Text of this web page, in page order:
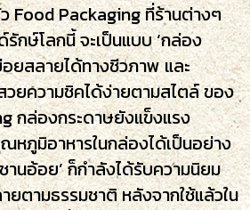
Packaging ที่ร้านต่างๆ
รักษ์โลกนี้ จะเป็นแบบ ‘กล่อง
ยสลายได้ทางชีวภาพ และ
วยความชิคได้ง่ายตามสไตล์ ของ
กล่องกระดาษยังแข็งแรง
หภูมิอาหารในกล่องได้เป็นอย่าง
านอ้อย’ ก็กำลังได้รับความนิยม
ตามธรรมชาติ หลังจากใช้แล้วใน